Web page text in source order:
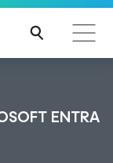
CrowdStrike
ENTRA